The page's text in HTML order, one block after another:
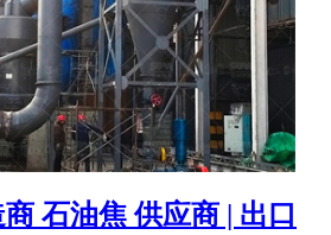
石油焦 供应商 | 出口